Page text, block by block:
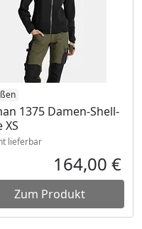
1375 Damen-Shell-
XS
nicht lieferbar
lieferbar
164,00 €
Zum Produkt